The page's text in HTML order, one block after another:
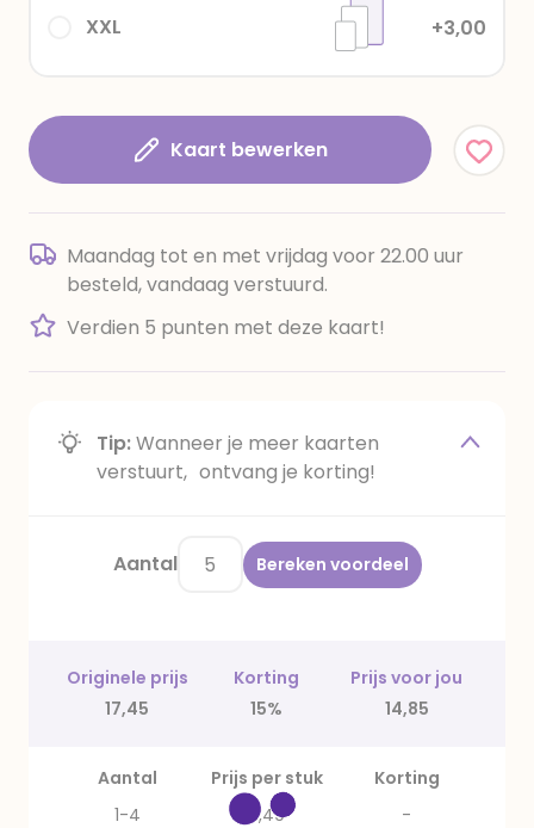
XXL +3,00
Kaart bewerken
Maandag tot en met vrijdag voor 22.00 uur
besteld, vandaag verstuurd.
Verdien 5 punten met deze kaart!
Tip:Wanneer je meer kaarten
verstuurt, ontvang je korting!
Aantal Bereken voordeel
Originele prijs Korting
Prijs voor jou
17,45
15% 14,85
Aantal Prijs per stuk
Korting
1-4
3,49
-